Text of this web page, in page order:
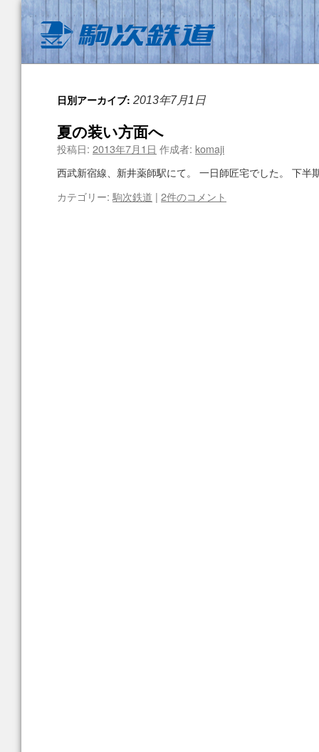
日別アーカイブ: 2013年7月1日
夏の装い方面へ
投稿日: 2013年7月1日 作成者: komaji
西武新宿線、新井薬師駅にて。 一日師匠宅でした。 下半
カテゴリー: 駒次鉄道 | 2件のコメント